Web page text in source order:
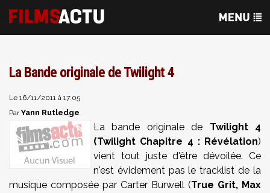
La Bande originale de Twilight 4
Le 16/11/2011 à 17:05
ParYann Rutledge
La bande originale de Twilight 4
(Twilight Chapitre 4 : Révélation)
vient tout juste d'être dévoilée. Ce
n'est évidement pas le tracklist de la
musique composée par Carter Burwell (True Grit, Max